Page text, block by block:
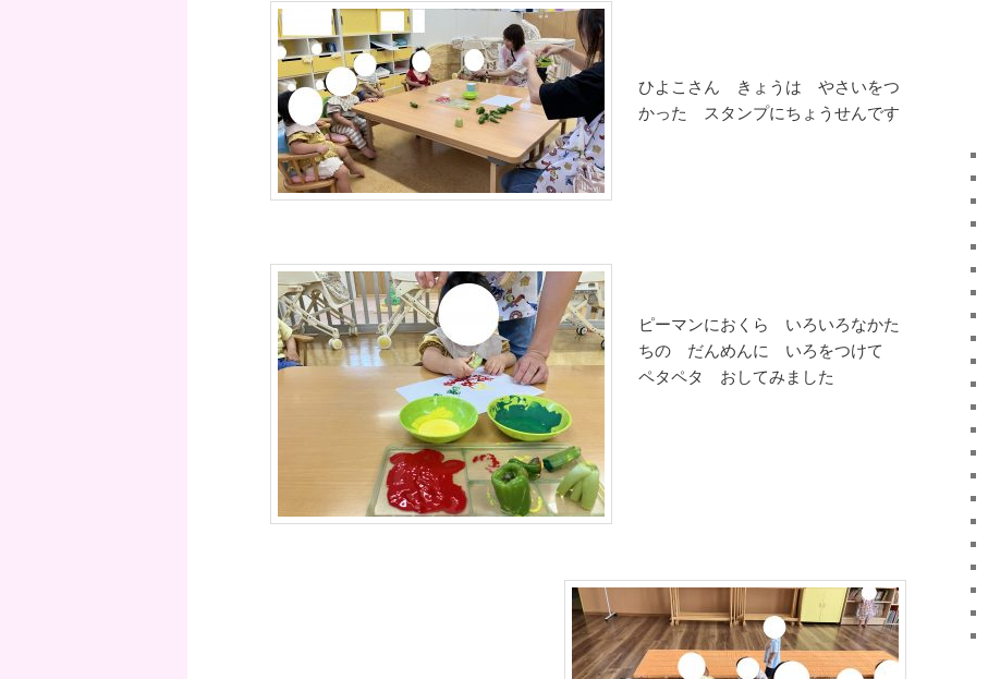
ひよこさん きょうは やさいをつ
かった スタンプにちょうせんです
ピーマンにおくら いろいろなかた
ちの だんめんに いろをつけて
ペタペタ おしてみました